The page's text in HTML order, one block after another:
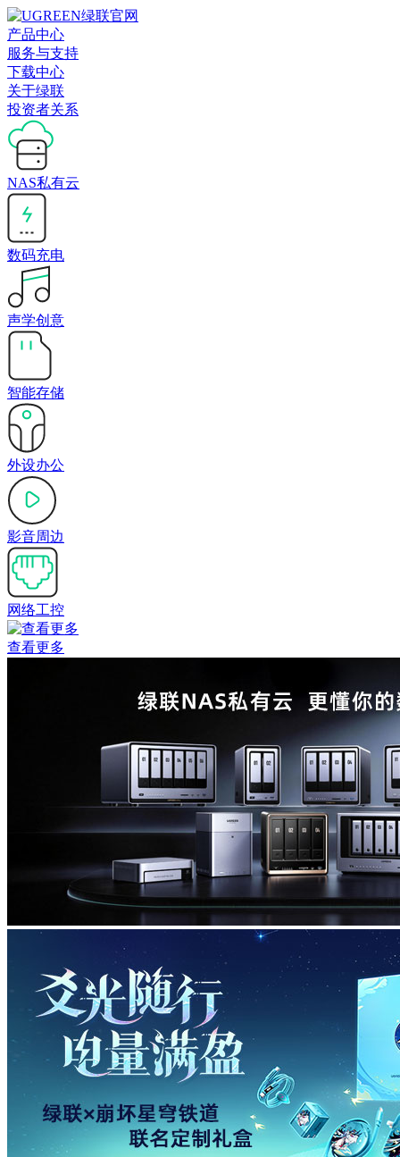
产品中心
服务与支持
下载中心
关于绿联
投资者关系
NAS私有云
数码充电
声学创意
智能存储
外设办公
影音周边
网络工控
查看更多